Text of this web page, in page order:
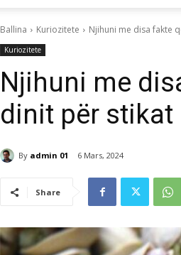
Ballina Kuriozitete Njihuni me disa fakte
Kuriozitete
Njihuni me
dinit për stikat
By admin 01 6 Mars, 2024
Share